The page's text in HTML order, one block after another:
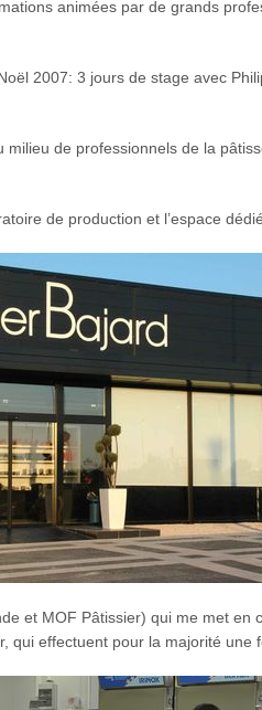
animées par de grands
2007: 3 jours de stage avec
de professionnels de la
de production et l’espace
et MOF Pâtissier) qui me met en
qui effectuent pour la majorité une